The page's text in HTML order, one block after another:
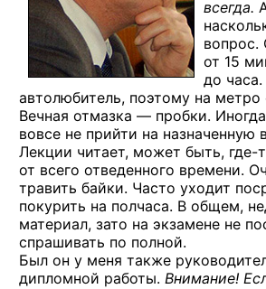
всегда.
вопрос.
от 15
до
автолюбитель, поэтому на метро
Вечная отмазка — пробки.
вовсе не прийти на назначенную
Лекции читает, может быть, где-
от всего отведенного времени.
травить байки. Часто уходит
покурить на полчаса. В общем,
материал, зато на экзамене не
спрашивать по полной.
Был он у меня также
дипломной работы. Внимание!